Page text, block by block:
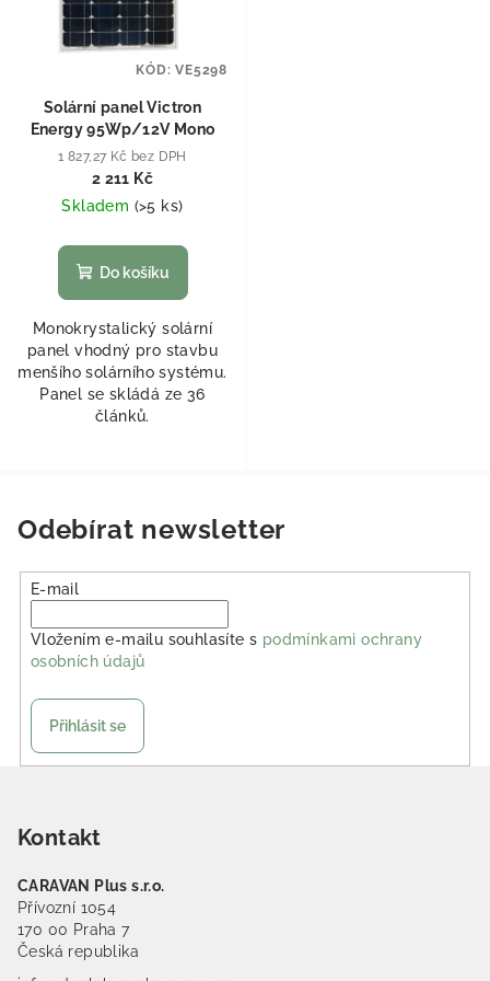
Solární panel Victron
Energy 95Wp/12V Mono
1 827,27 Kč bez DPH
2 211 Kč
Skladem (>5 ks)
Do košíku
Monokrystalický solární
panel vhodný pro stavbu
menšího solárního systému.
Panel se skládá ze 36
článků.
KÓD:VE5298
Odebírat newsletter
E-mail
Vložením e-mailu souhlasíte s podmínkami ochrany
osobních údajů
Přihlásit se
Kontakt
CARAVAN Plus s.r.o.
Přívozní 1054
170 00 Praha 7
Česká republika